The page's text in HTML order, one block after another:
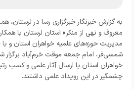
به گزارش خبرنگار خبرگزاری رسا در لرستان،
معروف و نهی از منکر» استان لرستان با
مدیریت حوزه‌های علمیه خواهران استان و
شمسی‌فر، امام جمعه موقت خرم‌آباد برگزار
خواهران استان با ارسال آثار علمی و کسب
چشمگیر در این رویداد علمی داشتند.